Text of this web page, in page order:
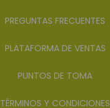
PREGUNTAS FRECUENTES
PLATAFORMA DE VENTAS
PUNTOS DE TOMA
TÉRMINOS Y CONDICIONES